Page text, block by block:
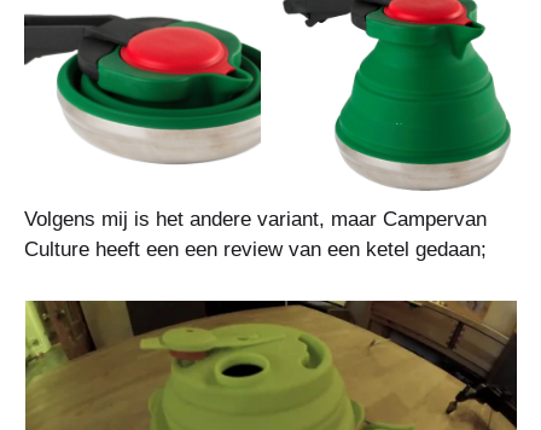
Volgens mij is het andere variant, maar Campervan
Culture heeft een een review van een ketel gedaan;